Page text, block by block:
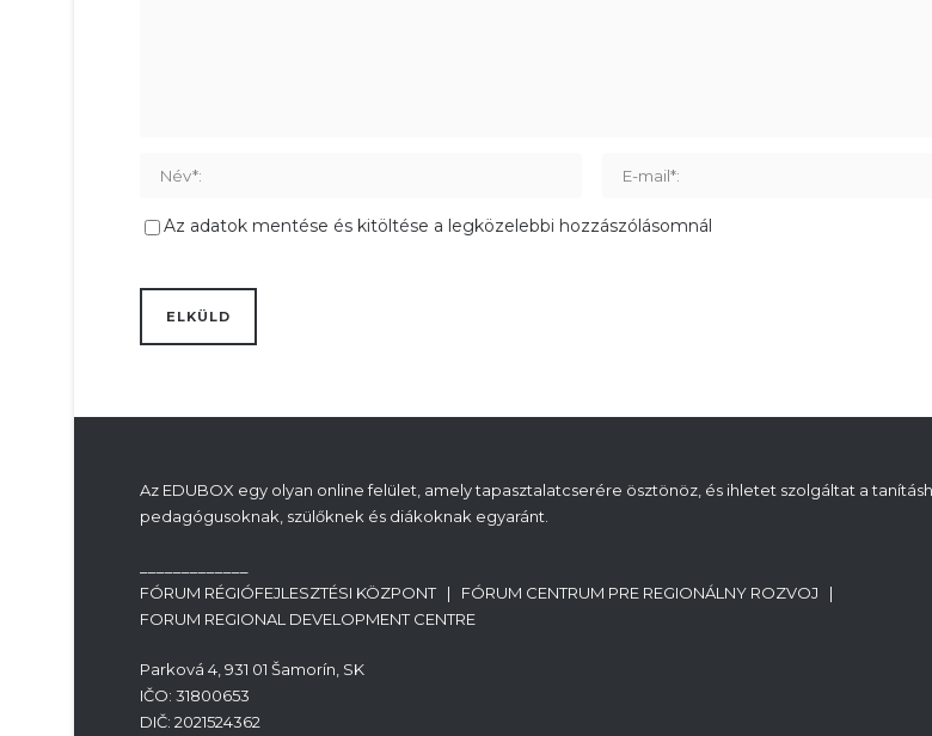
Az adatok mentése és kitöltése a legközelebbi hozzászólásomnál
Az EDUBOX egy olyan online felület, amely tapasztalatcserére ösztönöz, és ihletet szolgáltat a
pedagógusoknak, szülőknek és diákoknak egyaránt.
FÓRUM RÉGIÓFEJLESZTÉSI KÖZPONT | FÓRUM CENTRUM PRE REGIONÁLNY ROZVOJ |
FORUM REGIONAL DEVELOPMENT CENTRE
Parková 4, 931 01 Šamorín, SK
IČO: 31800653
DIČ: 2021524362